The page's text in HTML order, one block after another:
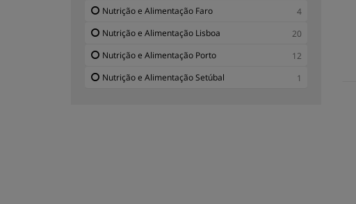
Nutrição e Alimentação Faro
4
Nutrição e Alimentação Lisboa
20
Nutrição e Alimentação Porto
12
Nutrição e Alimentação Setúbal
1